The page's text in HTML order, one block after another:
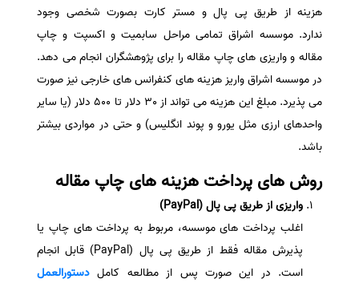
سفارش ترجمه همزمان
سفارش چکیده گرافیکی
سفارش تهیه کاورلتر
سفارش انگیزه‌نامه‌SOP
هزینه از طریق پی پال و مستر کارت بصورت شخصی وجود
ندارد. موسسه اشراق تمامی مراحل سابمیت و اکسپت و چاپ
مقاله و واریزی های چاپ مقاله را برای پژوهشگران انجام می دهد.
در موسسه اشراق واریز هزینه های کنفرانس های خارجی نیز صورت
می پذیرد. مبلغ این هزینه می تواند از 30 دلار تا 500 دلار (یا سایر
واحدهای ارزی مثل یورو و پوند انگلیس) و حتی در مواردی بیشتر
باشد.
روش های پرداخت هزینه های چاپ مقاله
واریزی از طریق پی پال (PayPal)
اغلب پرداخت های موسسه، مربوط به پرداخت های چاپ یا
پذیرش مقاله فقط از طریق پی پال (PayPal)
قابل انجام
است. در این صورت پس از مطالعه کامل دستورالعمل